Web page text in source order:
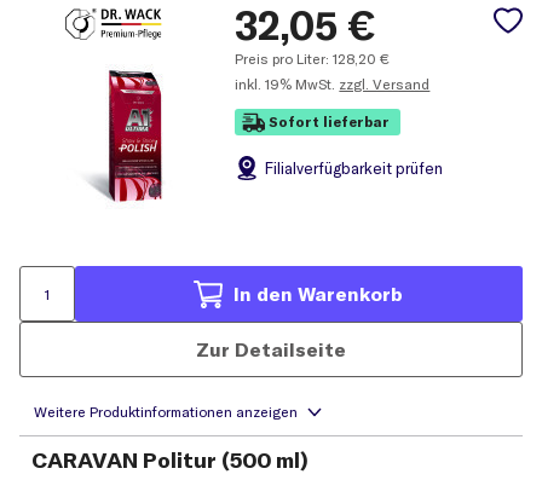
32,05 €
Preis pro Liter:128,20 €
inkl. 19% MwSt. zzgl. Versand
Sofort lieferbar
Filialverfügbarkeit prüfen
In den Warenkorb
Zur Detailseite
CARAVAN Politur (500 ml)